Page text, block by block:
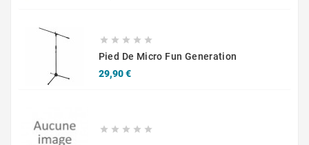
    
Pied De Micro Fun Generation
29,90 €Prix
    